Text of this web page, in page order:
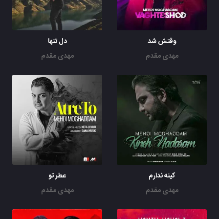
وقتش شد
مهدی مقدم
دل تنها
مهدی مقدم
کینه ندارم
مهدی مقدم
عطر تو
مهدی مقدم